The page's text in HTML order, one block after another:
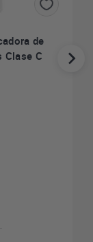
de
Clase C